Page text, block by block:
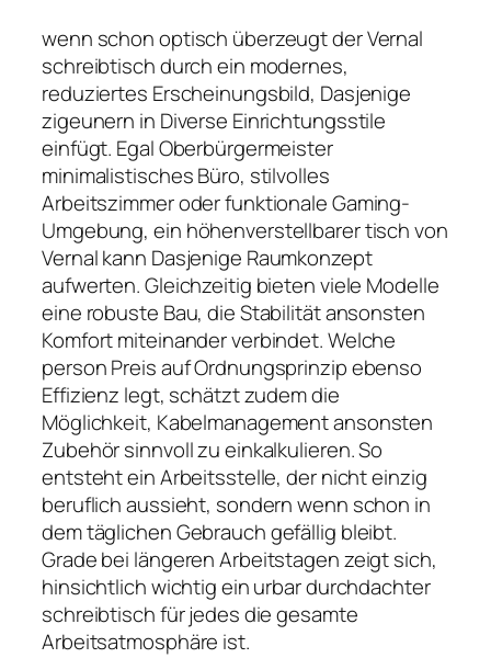
wenn schon optisch überzeugt der Vernal
schreibtisch durch ein modernes,
reduziertes Erscheinungsbild, Dasjenige
zigeunern in Diverse Einrichtungsstile
einfügt. Egal Oberbürgermeister
minimalistisches Büro, stilvolles
Arbeitszimmer oder funktionale Gaming-
Umgebung, ein höhenverstellbarer tisch von
Vernal kann Dasjenige Raumkonzept
aufwerten. Gleichzeitig bieten viele Modelle
eine robuste Bau, die Stabilität ansonsten
Komfort miteinander verbindet. Welche
person Preis auf Ordnungsprinzip ebenso
Effizienz legt, schätzt zudem die
Möglichkeit, Kabelmanagement ansonsten
Zubehör sinnvoll zu einkalkulieren. So
entsteht ein Arbeitsstelle, der nicht einzig
beruflich aussieht, sondern wenn schon in
dem täglichen Gebrauch gefällig bleibt.
Grade bei längeren Arbeitstagen zeigt sich,
hinsichtlich wichtig ein urbar durchdachter
schreibtisch für jedes die gesamte
Arbeitsatmosphäre ist.